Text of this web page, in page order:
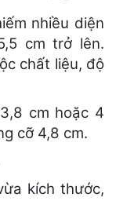
nhiều diện
cm trở lên.
chất liệu, độ
cm hoặc 4
cỡ 4,8 cm.
kích thước,